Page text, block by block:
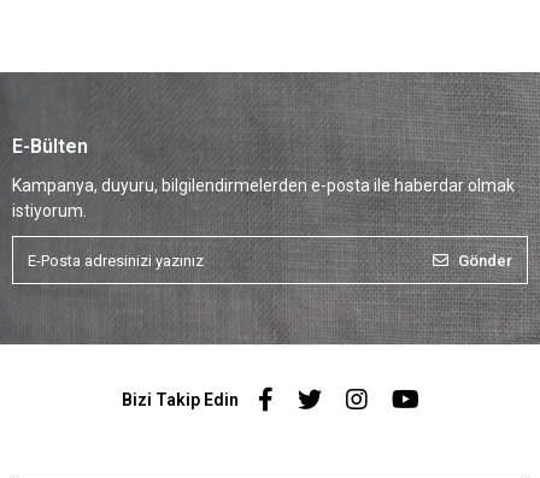
E-Bülten
Kampanya, duyuru, bilgilendirmelerden e-posta ile haberdar olmak
istiyorum.
Gönder
Bizi Takip Edin